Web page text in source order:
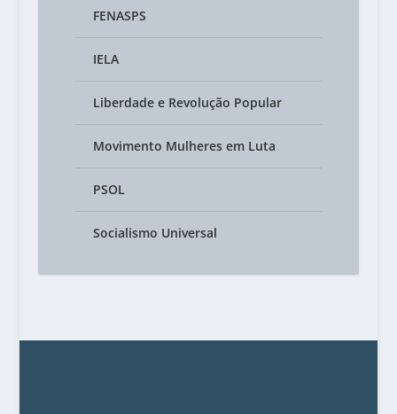
FENASPS
IELA
Liberdade e Revolução Popular
Movimento Mulheres em Luta
PSOL
Socialismo Universal